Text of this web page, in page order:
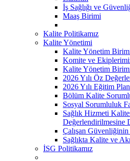
İş Sağlığı ve
Maaş Birimi
Kalite Politikamız
Kalite Yönetimi
Kalite Yönetim
Komite ve
Kalite Yönetim
2026 Yılı Öz
2026 Yılı Eğitim
Bölüm Kalite
Sosyal Sorumluluk
Sağlık Hizmeti
Değerlendirilmesine
Çalışan Güvenliğinin
Sağlıkta Kalite ve
İSG Politikamız